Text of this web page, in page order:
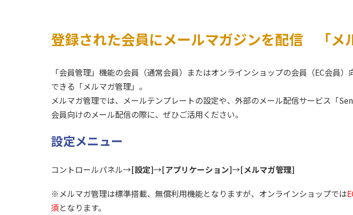
登録された会員にメールマガジンを配信 「メ
「会員管理」機能の会員（通常会員）またはオンラインショップの会員（EC会員
できる「メルマガ管理」。
メルマガ管理では、メールテンプレートの設定や、外部のメール配信サービス「
会員向けのメール配信の際に、ぜひご活用ください。
設定メニュー
コントロールパネル→[設定]→[アプリケーション]→[メルマガ管理]
※メルマガ管理は標準搭載、無償利用機能となりますが、オンラインショップでは
須となります。